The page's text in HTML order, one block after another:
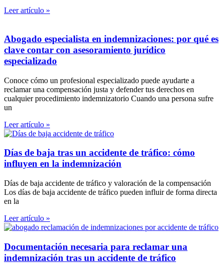
Leer artículo »
Abogado especialista en indemnizaciones: por qué es
clave contar con asesoramiento jurídico
especializado
Conoce cómo un profesional especializado puede ayudarte a
reclamar una compensación justa y defender tus derechos en
cualquier procedimiento indemnizatorio Cuando una persona sufre
un
Leer artículo »
Días de baja tras un accidente de tráfico: cómo
influyen en la indemnización
Días de baja accidente de tráfico y valoración de la compensación
Los días de baja accidente de tráfico pueden influir de forma directa
en la
Leer artículo »
Documentación necesaria para reclamar una
indemnización tras un accidente de tráfico